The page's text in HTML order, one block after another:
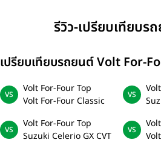
รีวิว-เปรียบเทียบร
เปรียบเทียบรถยนต์ Volt For-
Volt For-Four Top
Volt For-Four Classic
Volt For-Four Top
Suzuki Celerio GX CVT